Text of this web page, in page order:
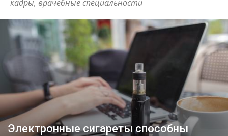
кадры, врачебные специальности
Электронные сигареты способны